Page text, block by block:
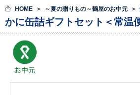
HOME ～夏の贈りもの～鶴屋のお中元
かに缶詰ギフトセット＜常温